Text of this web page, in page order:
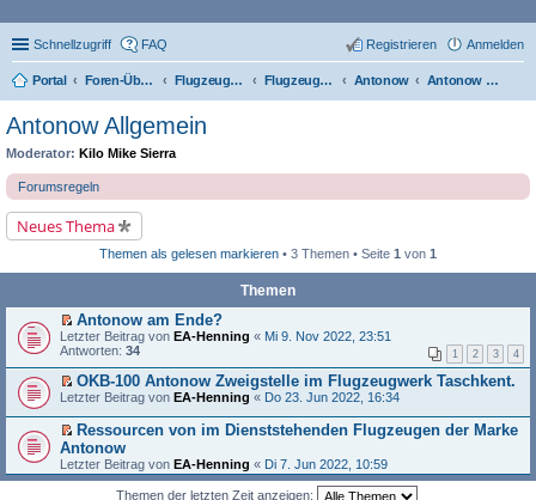
Schnellzugriff FAQ Anmelden
Registrieren
Portal Foren-Übersicht Flugzeugtypen, Triebwerke und Technik Flugzeug-Typen Antonow Antonow Allgemein
Antonow Allgemein
Moderator: Kilo Mike Sierra
Forumsregeln
Neues Thema
Themen als gelesen markieren • 3 Themen • Seite 1 von 1
Themen
E
r
e
r
u
n
g
e
l
Antonow am Ende?
Letzter Beitrag von EA-Henning « Mi 9. Nov 2022, 23:51
Antworten: 34 1 2 3 4
E
s
e
r
u
OKB-100 Antonow Zweigstelle im Flugzeugwerk Taschkent.
Letzter Beitrag von EA-Henning « Do 23. Jun 2022, 16:34
E
r
s
t
Ressourcen von im Dienststehenden Flugzeugen der Marke
Antonow
Letzter Beitrag von EA-Henning « Di 7. Jun 2022, 10:59
Themen der letzten Zeit anzeigen: